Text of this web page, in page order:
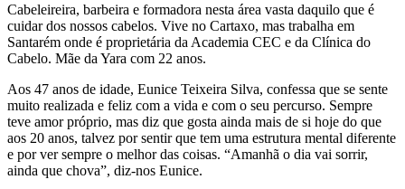
Cabeleireira, barbeira e formadora nesta área vasta daquilo que é
cuidar dos nossos cabelos. Vive no Cartaxo, mas trabalha em
Santarém onde é proprietária da Academia CEC e da Clínica do
Cabelo. Mãe da Yara com 22 anos.
Aos 47 anos de idade, Eunice Teixeira Silva, confessa que se sente
muito realizada e feliz com a vida e com o seu percurso. Sempre
teve amor próprio, mas diz que gosta ainda mais de si hoje do que
aos 20 anos, talvez por sentir que tem uma estrutura mental diferente
e por ver sempre o melhor das coisas. “Amanhã o dia vai sorrir,
ainda que chova”, diz-nos Eunice.